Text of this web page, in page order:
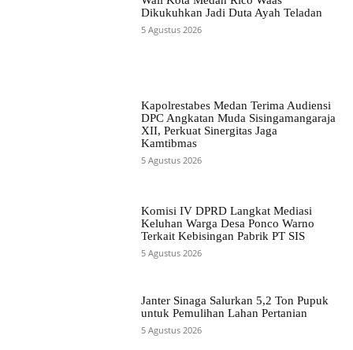
Dikukuhkan Jadi Duta Ayah Teladan
5 Agustus 2026
Kapolrestabes Medan Terima Audiensi
DPC Angkatan Muda Sisingamangaraja
XII, Perkuat Sinergitas Jaga
Kamtibmas
5 Agustus 2026
Komisi IV DPRD Langkat Mediasi
Keluhan Warga Desa Ponco Warno
Terkait Kebisingan Pabrik PT SIS
5 Agustus 2026
Janter Sinaga Salurkan 5,2 Ton Pupuk
untuk Pemulihan Lahan Pertanian
5 Agustus 2026